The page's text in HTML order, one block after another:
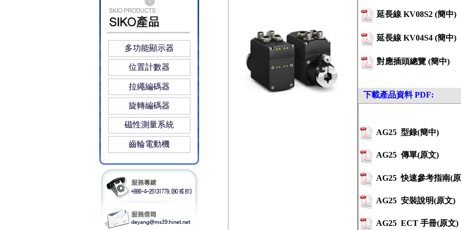
延長線 KV08S2 (簡中)
延長線 KV04S4 (簡中)
對應插頭總覽 (簡中)
下載產品資料 PDF:
AG25 型錄(簡中)
AG25 傳單(原文)
AG25快速參考指南(
AG25 安裝說明(原文)
AG25 ECT 手冊(原文)
多功能顯示器
位置計數器
拉繩編碼器
旋轉編碼器
磁性測量系統
齒輪電動機